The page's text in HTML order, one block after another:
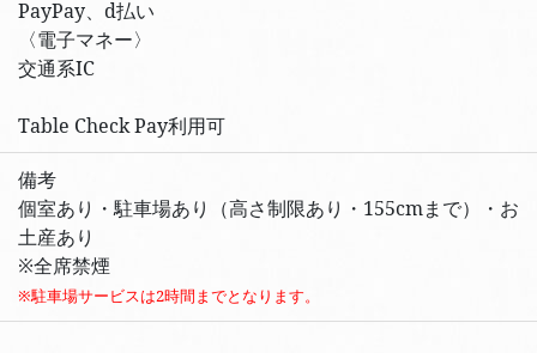
PayPay、d払い
〈電子マネー〉
交通系IC
Table Check Pay利用可
備考
個室あり・駐車場あり（高さ制限あり・155cmまで）・お
土産あり
※全席禁煙
※駐車場サービスは2時間までとなります。